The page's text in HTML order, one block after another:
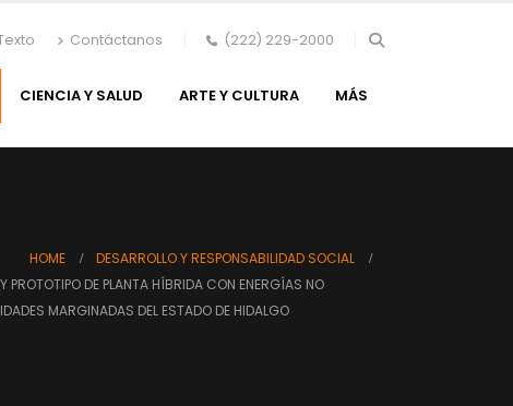
Contáctanos (222) 229-2000
CIENCIA Y SALUD ARTE Y CULTURA MÁS
HOME
DESARROLLO Y RESPONSABILIDAD SOCIAL
PROTOTIPO DE PLANTA HÍBRIDA CON ENERGÍAS NO
MARGINADAS DEL ESTADO DE HIDALGO